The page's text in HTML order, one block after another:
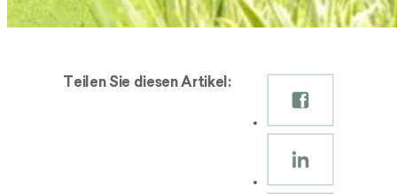
Teilen Sie diesen Artikel: